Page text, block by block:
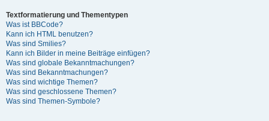
Textformatierung und Thementypen
Was ist BBCode?
Kann ich HTML benutzen?
Was sind Smilies?
Kann ich Bilder in meine Beiträge einfügen?
Was sind globale Bekanntmachungen?
Was sind Bekanntmachungen?
Was sind wichtige Themen?
Was sind geschlossene Themen?
Was sind Themen-Symbole?